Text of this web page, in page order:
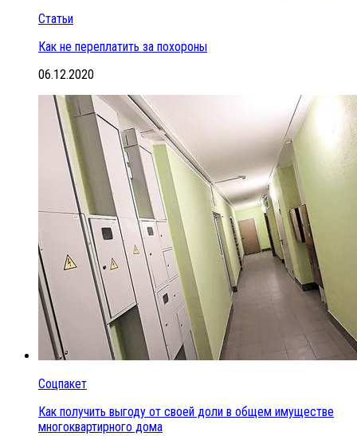
Статьи
Как не переплатить за похороны
06.12.2020
Соцпакет
Как получить выгоду от своей доли в общем имуществе
многоквартирного дома